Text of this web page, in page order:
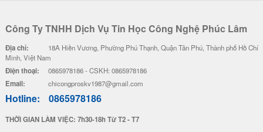
Công Ty TNHH Dịch Vụ Tin Học Công Nghệ Phúc Lâm
Địa chỉ:
18A Hiền Vương, Phường Phú Thạnh, Quận Tân Phú, Thành phố Hồ Chí
Minh, Việt Nam
Điện thoại: 0865978186 - CSKH: 0865978186
Email: chicongproskv1987@gmail.com
Hotline: 0865978186
THỜI GIAN LÀM VIỆC: 7h30-18h Từ T2 - T7